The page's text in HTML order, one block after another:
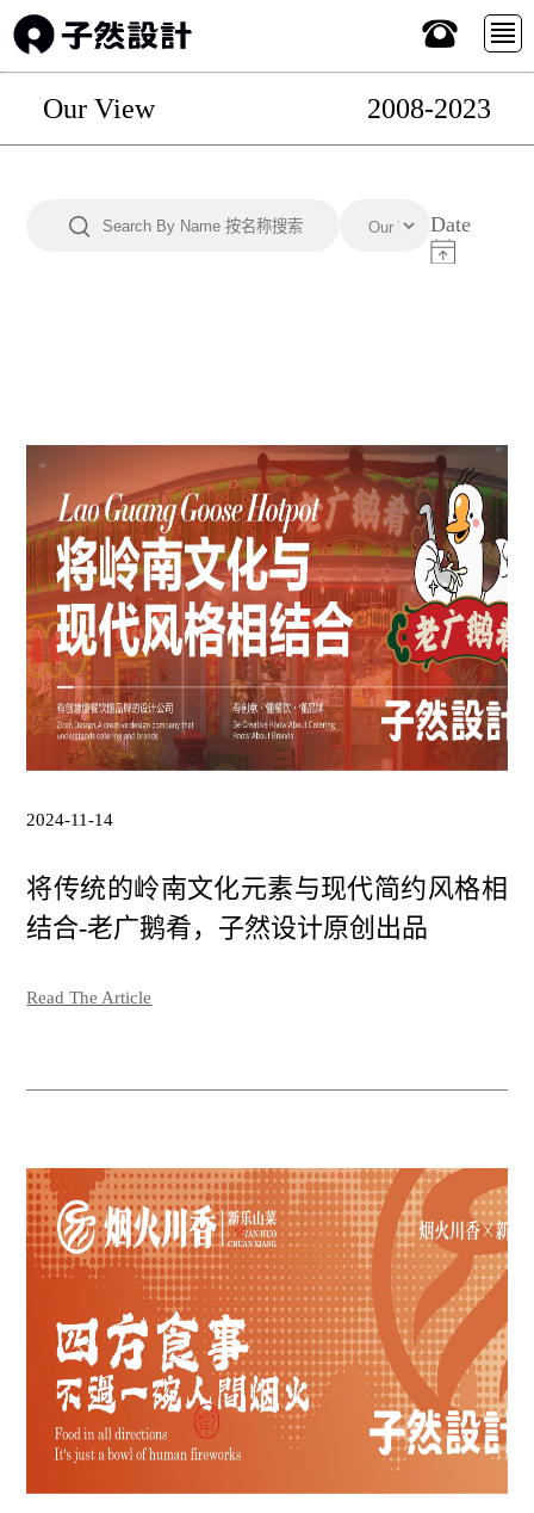
View 观点
Contact 联系
Our View 2008-2023
Date
2024-11-14
将传统的岭南文化元素与现代简约风格相
结合-老广鹅肴，子然设计原创出品
Read The Article